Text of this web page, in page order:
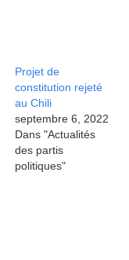
Projet de
constitution rejeté
au Chili
septembre 6, 2022
Dans "Actualités
des partis
politiques"